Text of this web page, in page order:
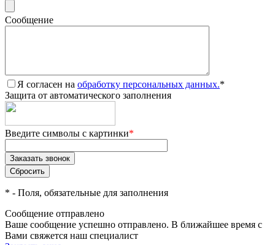
Сообщение
Я согласен на обработку персональных данных.*
Защита от автоматического заполнения
Введите символы с картинки*
* - Поля, обязательные для заполнения
Сообщение отправлено
Ваше сообщение успешно отправлено. В ближайшее время с
Вами свяжется наш специалист